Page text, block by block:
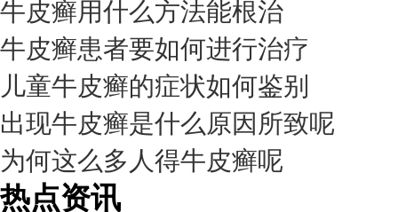
牛皮癣用什么方法能根治
牛皮癣患者要如何进行治疗
儿童牛皮癣的症状如何鉴别
出现牛皮癣是什么原因所致呢
为何这么多人得牛皮癣呢
热点资讯